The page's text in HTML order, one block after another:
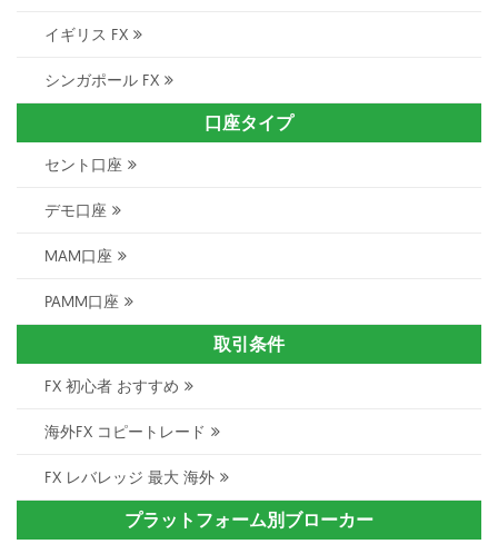
イギリス FX
シンガポール FX
口座タイプ
セント口座
デモ口座
MAM口座
PAMM口座
取引条件
FX 初心者 おすすめ
海外FX コピートレード
FX レバレッジ 最大 海外
プラットフォーム別ブローカー